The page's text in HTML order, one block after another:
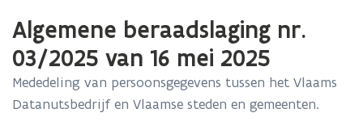
bevindt
zich
op:
Algemene
Algemene beraadslaging nr.
03/2025 van 16 mei 2025
Mededeling van persoonsgegevens tussen het Vlaams
Datanutsbedrijf en Vlaamse steden en gemeenten.